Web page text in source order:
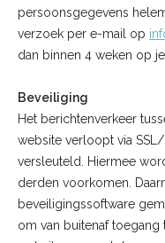
persoonsgegevens
verzoek per e-mail op
dan binnen 4 weken op
Beveiliging
Het berichtenverkeer
website verloopt via
versleuteld. Hiermee
derden voorkomen.
beveiligingssoftware
om van buitenaf